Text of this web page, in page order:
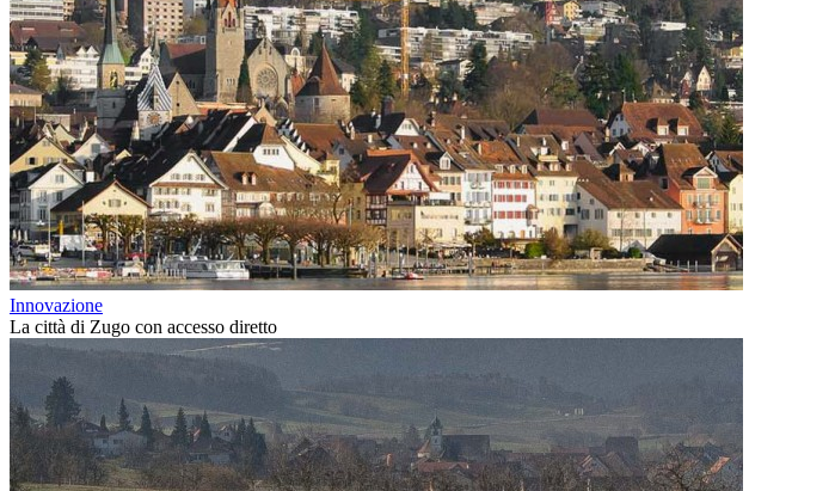
Innovazione
La città di Zugo con accesso diretto